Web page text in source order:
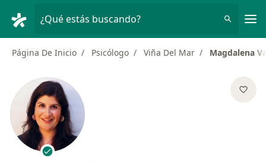
¿Qué estás buscando?
Página De Inicio Psicólogo Viña Del Mar Magdalena